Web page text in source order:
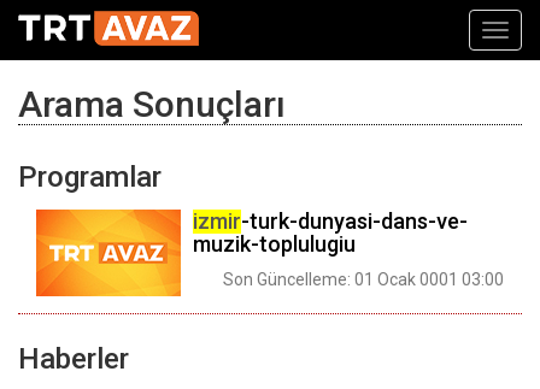
Arama Sonuçları
Programlar
izmir-turk-dunyasi-dans-ve-
muzik-toplulugiu
Son Güncelleme: 01 Ocak 0001 03:00
Haberler